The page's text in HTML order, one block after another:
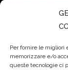
Per fornire le migliori
memorizzare e/o
queste tecnologie ci
italiana della
algoritmi del
21 Luglio 2026